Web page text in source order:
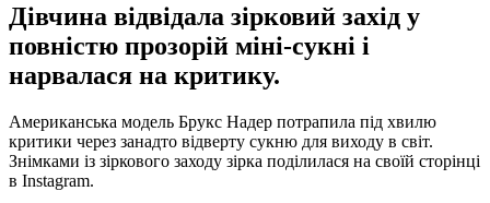
Дівчина відвідала зірковий захід у
повністю прозорій міні-сукні і
нарвалася на критику.
Американська модель Брукс Надер потрапила під хвилю
критики через занадто відверту сукню для виходу в світ.
Знімками із зіркового заходу зірка поділилася на своїй сторінці
в Instagram.